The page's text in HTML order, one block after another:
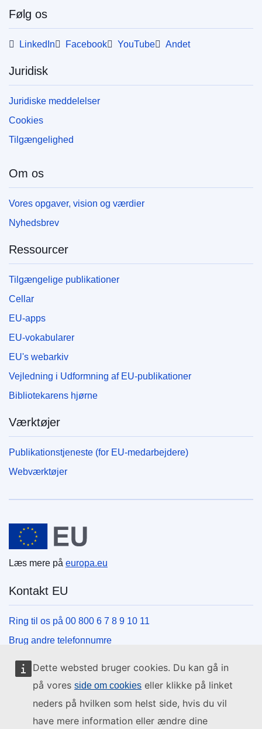
Dette websted bruger cookies. Du kan gå in
på vores side om cookies eller klikke på linket
neders på hvilken som helst side, hvis du vil
have mere information eller ændre dine
Følg os
LinkedIn Facebook YouTube Andet
Juridisk
Juridiske meddelelser
Cookies
Tilgængelighed
Om os
Vores opgaver, vision og værdier
Nyhedsbrev
Ressourcer
Tilgængelige publikationer
Cellar
EU-apps
EU-vokabularer
EU's webarkiv
Vejledning i Udformning af EU-publikationer
Bibliotekarens hjørne
Værktøjer
Publikationstjeneste (for EU-medarbejdere)
Webværktøjer
Den Europæiske Union
Læs mere på europa.eu
Kontakt EU
Ring til os på 00 800 6 7 8 9 10 11
Brug andre telefonnumre
Skriv til os via vores kontaktformular
Mød os på et af EU-centrene
Sociale medier